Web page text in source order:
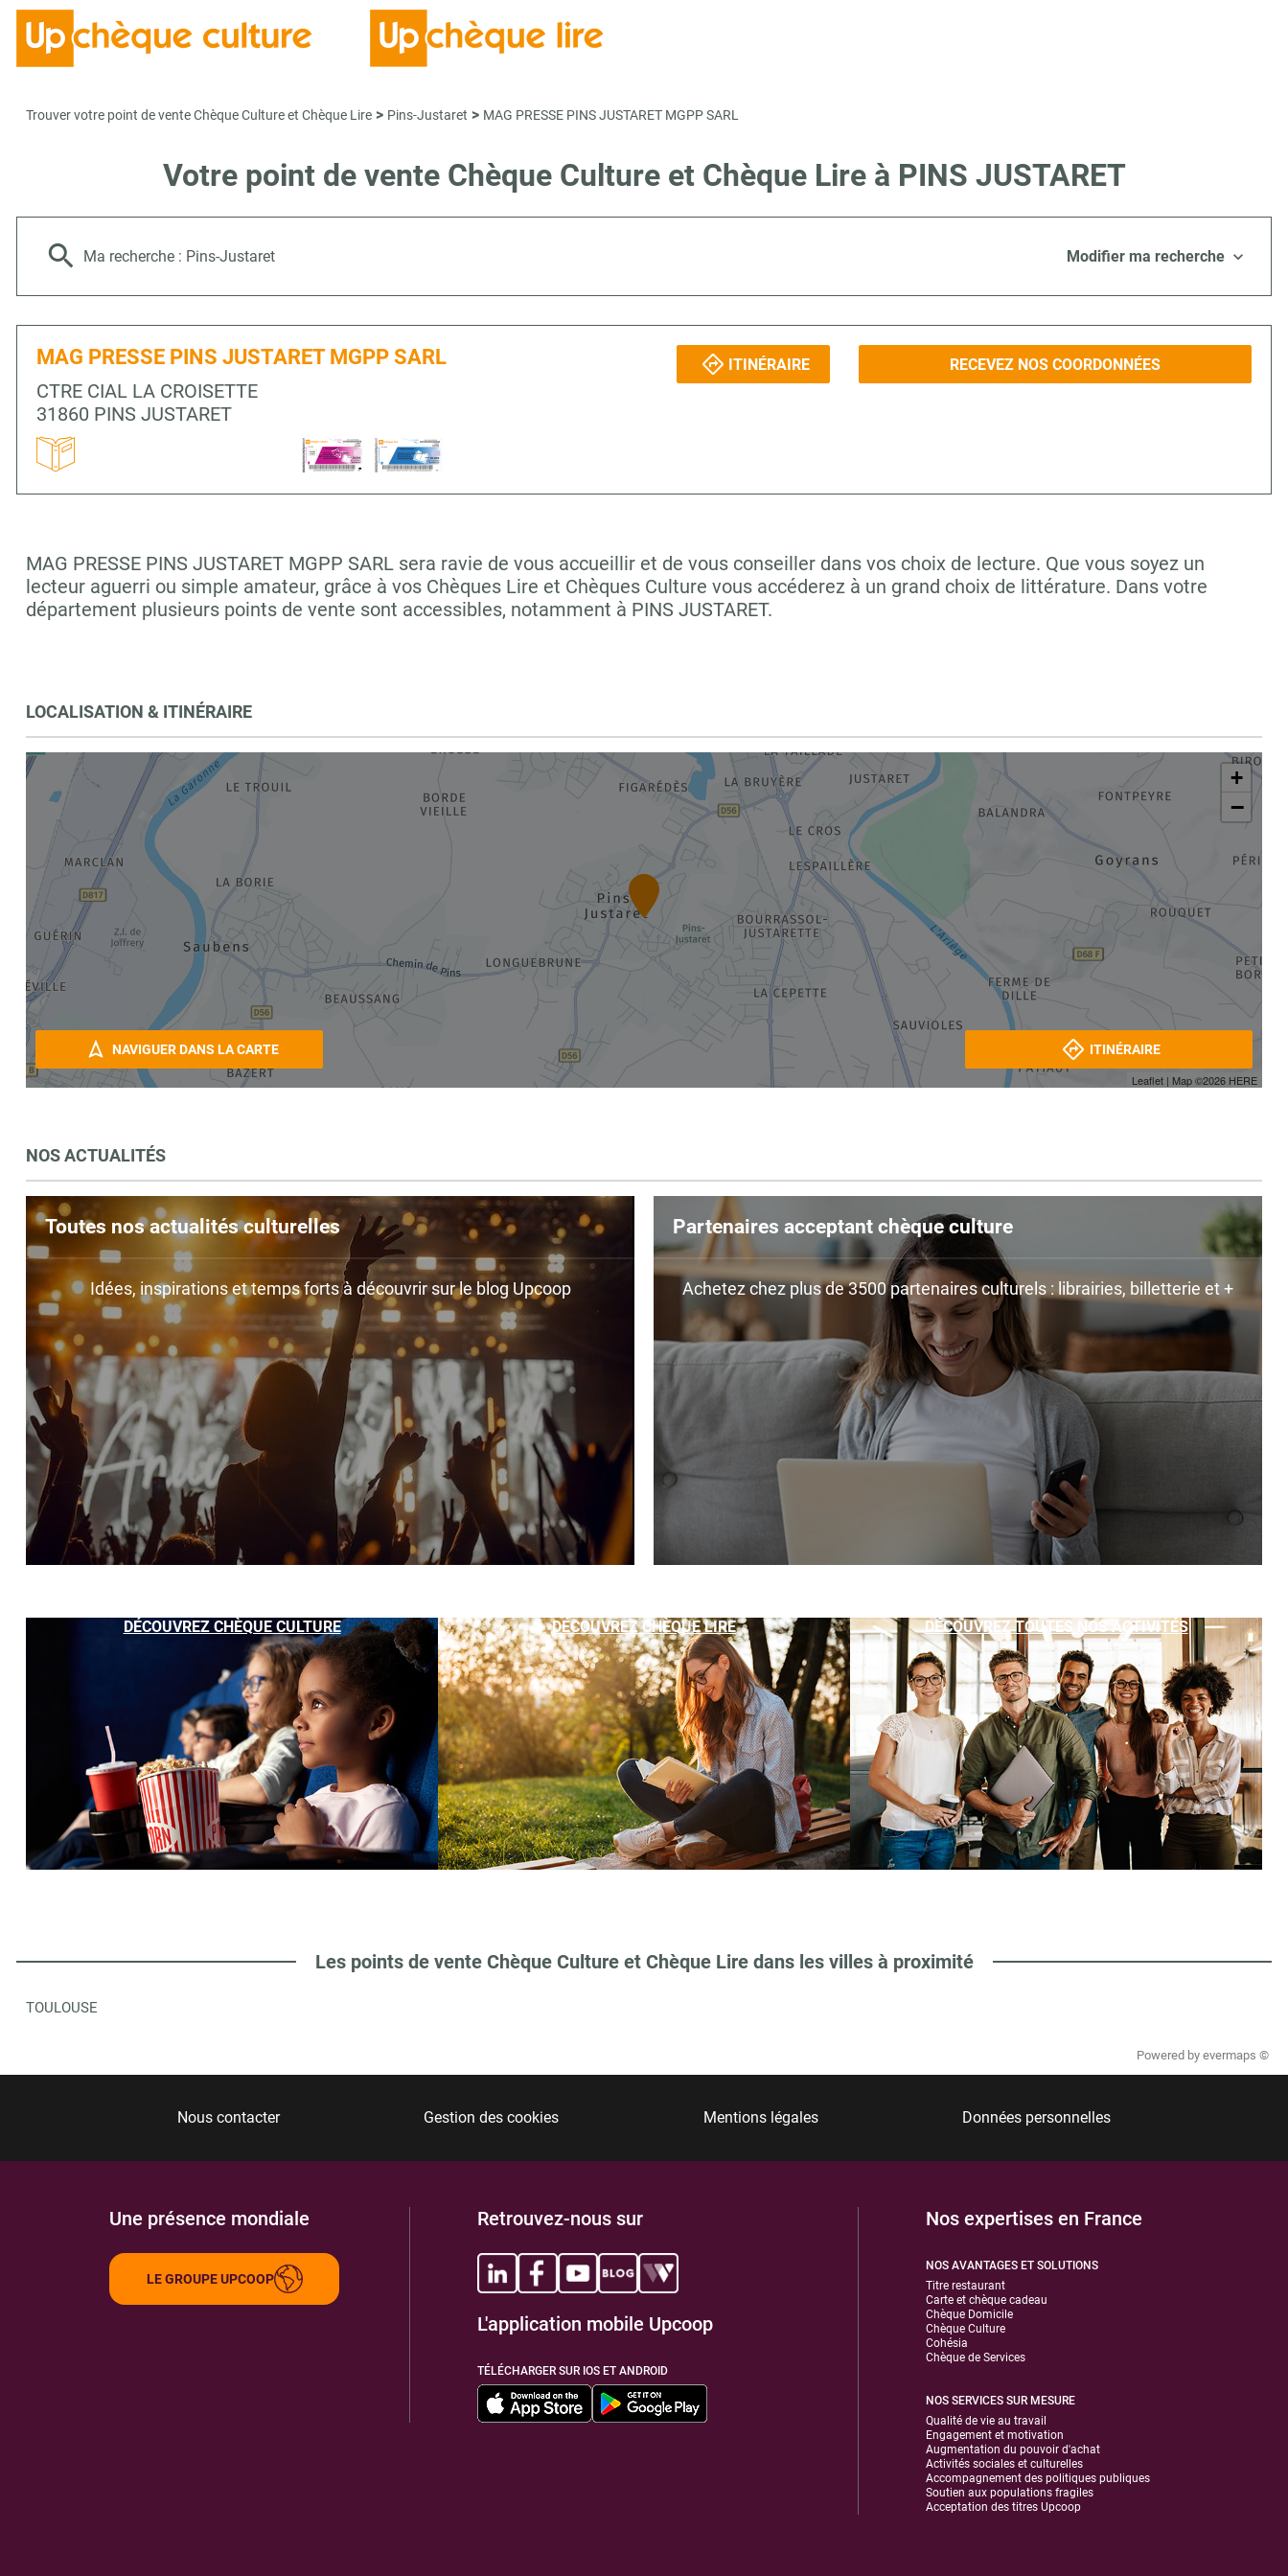
Trouver votre point de vente Chèque Culture et Chèque Lire > Pins-Justaret > MAG PRESSE PINS JUSTARET MGPP SARL
Votre point de vente Chèque Culture et Chèque Lire à PINS JUSTARET
Ma recherche : Pins-Justaret Modifier ma recherche
MAG PRESSE PINS JUSTARET MGPP SARL
CTRE CIAL LA CROISETTE
31860 PINS JUSTARET
ITINÉRAIRE RECEVEZ NOS COORDONNÉES
MAG PRESSE PINS JUSTARET MGPP SARL sera ravie de vous accueillir et de vous conseiller dans vos choix de lecture. Que vous soyez un
lecteur aguerri ou simple amateur, grâce à vos Chèques Lire et Chèques Culture vous accéderez à un grand choix de littérature. Dans votre
département plusieurs points de vente sont accessibles, notamment à PINS JUSTARET.
LOCALISATION & ITINÉRAIRE
+
−
Leaflet | Map ©2026 HERE
NAVIGUER DANS LA CARTE ITINÉRAIRE
NOS ACTUALITÉS
Toutes nos actualités culturelles
Idées, inspirations et temps forts à découvrir sur le blog Upcoop
Partenaires acceptant chèque culture
Achetez chez plus de 3500 partenaires culturels : librairies, billetterie et +
DÉCOUVREZ CHÈQUE CULTURE DÉCOUVREZ CHÈQUE LIRE DÉCOUVREZ TOUTES NOS ACTIVITÉS
Les points de vente Chèque Culture et Chèque Lire dans les villes à proximité
TOULOUSE
Powered by evermaps ©
Nous contacter Gestion des cookies Mentions légales Données personnelles
Une présence mondiale
LE GROUPE UPCOOP
Retrouvez-nous sur
L'application mobile Upcoop
TÉLÉCHARGER SUR IOS ET ANDROID
Nos expertises en France
NOS AVANTAGES ET SOLUTIONS
Titre restaurant
Carte et chèque cadeau
Chèque Domicile
Chèque Culture
Cohésia
Chèque de Services
NOS SERVICES SUR MESURE
Qualité de vie au travail
Engagement et motivation
Augmentation du pouvoir d'achat
Activités sociales et culturelles
Accompagnement des politiques publiques
Soutien aux populations fragiles
Acceptation des titres Upcoop